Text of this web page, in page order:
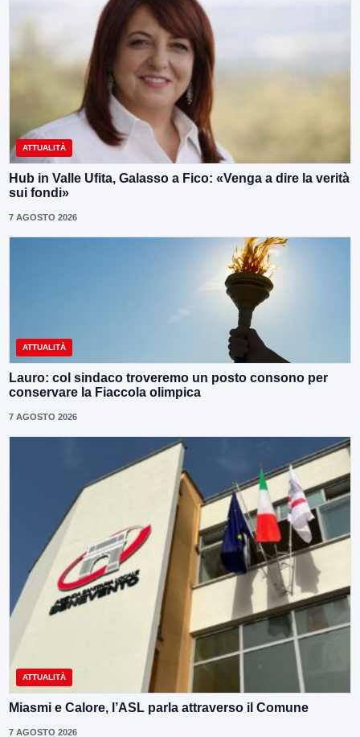
ATTUALITÀ
Hub in Valle Ufita, Galasso a Fico: «Venga a dire la verità
sui fondi»
7 AGOSTO 2026
ATTUALITÀ
Lauro: col sindaco troveremo un posto consono per
conservare la Fiaccola olimpica
7 AGOSTO 2026
ATTUALITÀ
Miasmi e Calore, l’ASL parla attraverso il Comune
7 AGOSTO 2026